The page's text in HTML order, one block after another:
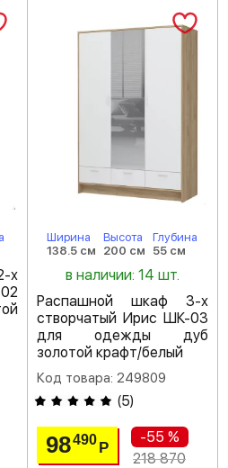
х
Ширина
138.5 см
Высота
200 см
Глубина
55 см
в наличии: 14 шт.
Распашной шкаф 3-х
створчатый Ирис ШК-03
для одежды дуб
золотой крафт/белый
Код товара: 249809
(5)
98490 Р
-55 %
218 870